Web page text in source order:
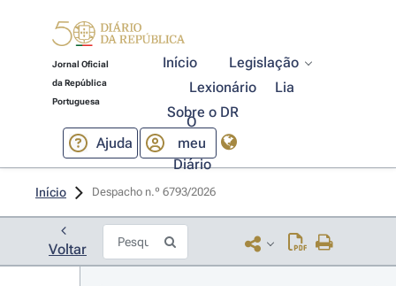
Jornal Oficial
da República
Portuguesa
Início
Legislação
Lexionário
Lia
Sobre o DR
Ajuda
O
meu
Diário
Início Despacho n.º 6793/2026
Voltar